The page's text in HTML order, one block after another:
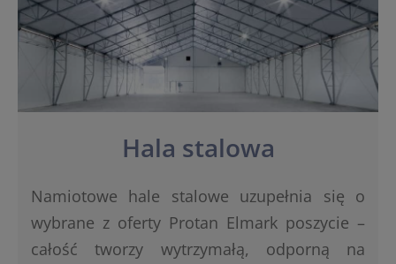
Hala stalowa
Namiotowe hale stalowe uzupełnia się o
wybrane z oferty Protan Elmark poszycie –
całość tworzy wytrzymałą, odporną na